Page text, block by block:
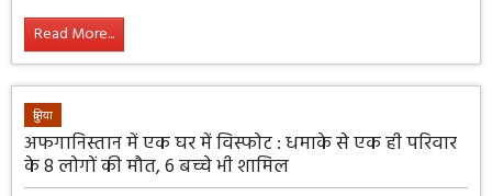
Read More...
दुनिया
अफगानिस्तान में एक घर में विस्फोट : धमाके से एक ही परिवार
के 8 लोगों की मौत, 6 बच्चे भी शामिल